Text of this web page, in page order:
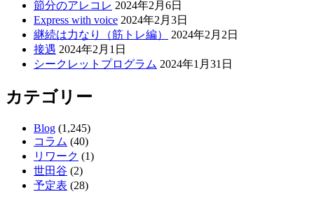
節分のアレコレ 2024年2月6日
Express with voice 2024年2月3日
継続は力なり（筋トレ編）
2024年2月2日
接遇 2024年2月1日
シークレットプログラム 2024年1月31日
カテゴリー
Blog (1,245)
コラム (40)
リワーク (1)
世田谷 (2)
予定表 (28)